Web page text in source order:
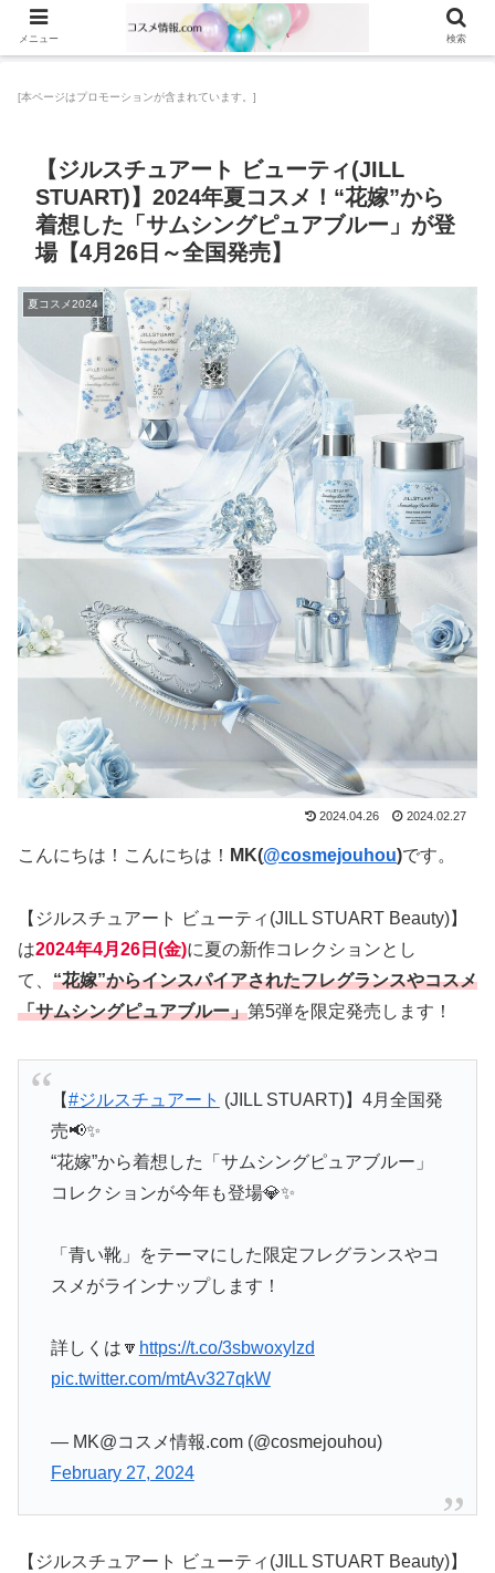
[本ページはプロモーションが含まれています。]
【ジルスチュアート ビューティ(JILL
STUART)】2024年夏コスメ！“花嫁”から
着想した「サムシングピュアブルー」が登
場【4月26日～全国発売】
夏コスメ2024
2024.04.26 2024.02.27
こんにちは！こんにちは！ MK(@cosmejouhou)です。
【ジルスチュアート ビューティ(JILL STUART Beauty)】
は2024年4月26日(金)に夏の新作コレクションとし
て、 “花嫁”からインスパイアされたフレグランスやコスメ
「サムシングピュアブルー」第5弾を限定発売します！
【#ジルスチュアート (JILL STUART)】4月全国発
売📢✨
“花嫁”から着想した「サムシングピュアブルー」
コレクションが今年も登場💎✨
「青い靴」をテーマにした限定フレグランスやコ
スメがラインナップします！
詳しくは🔽 https://t.co/3sbwoxylzd
pic.twitter.com/mtAv327qkW
— MK@コスメ情報.com (@cosmejouhou)
February 27, 2024
【ジルスチュアート ビューティ(JILL STUART Beauty)】
メニュー 検索